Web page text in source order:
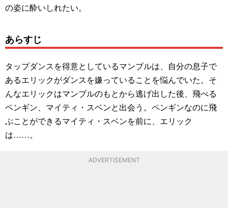
の姿に酔いしれたい。
あらすじ
タップダンスを得意としているマンブルは、自分の息子で
あるエリックがダンスを嫌っていることを悩んでいた。そ
んなエリックはマンブルのもとから逃げ出した後、飛べる
ペンギン、マイティ・スベンと出会う。ペンギンなのに飛
ぶことができるマイティ・スベンを前に、エリック
は……。
ADVERTISEMENT